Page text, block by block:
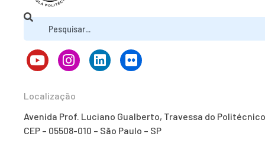
Localização
Avenida Prof. Luciano Gualberto, Travessa do
CEP – 05508-010 – São Paulo – SP